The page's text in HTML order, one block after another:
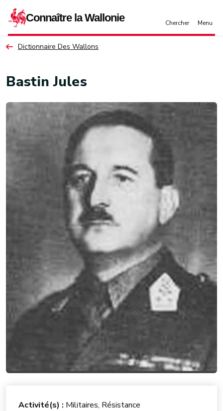
Dictionnaire Des Wallons
Bastin Jules
Activité(s) : Militaires, Résistance